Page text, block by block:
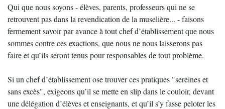
Qui que nous soyons - élèves, parents, professeurs qui ne se
retrouvent pas dans la revendication de la muselière... - faisons
fermement savoir par avance à tout chef d’établissement que nous
sommes contre ces exactions, que nous ne nous laisserons pas
faire et qu’ils seront tenus pour responsables de tout problème.
Si un chef d’établissement ose trouver ces pratiques "sereines et
sans excès", exigeons qu’il se mette en slip dans le couloir, devant
une délégation d’élèves et enseignants, et qu’il s’y fasse peloter les